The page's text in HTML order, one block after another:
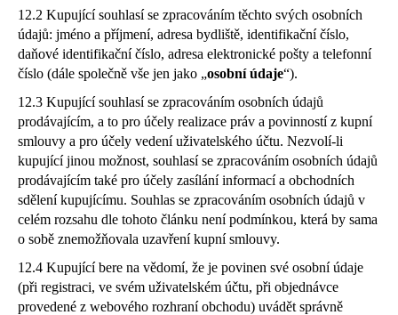
12.2 Kupující souhlasí se zpracováním těchto svých osobních
údajů: jméno a příjmení, adresa bydliště, identifikační číslo,
daňové identifikační číslo, adresa elektronické pošty a telefonní
číslo (dále společně vše jen jako „osobní údaje“).
12.3 Kupující souhlasí se zpracováním osobních údajů
prodávajícím, a to pro účely realizace práv a povinností z kupní
smlouvy a pro účely vedení uživatelského účtu. Nezvolí-li
kupující jinou možnost, souhlasí se zpracováním osobních údajů
prodávajícím také pro účely zasílání informací a obchodních
sdělení kupujícímu. Souhlas se zpracováním osobních údajů v
celém rozsahu dle tohoto článku není podmínkou, která by sama
o sobě znemožňovala uzavření kupní smlouvy.
12.4 Kupující bere na vědomí, že je povinen své osobní údaje
(při registraci, ve svém uživatelském účtu, při objednávce
provedené z webového rozhraní obchodu) uvádět správně